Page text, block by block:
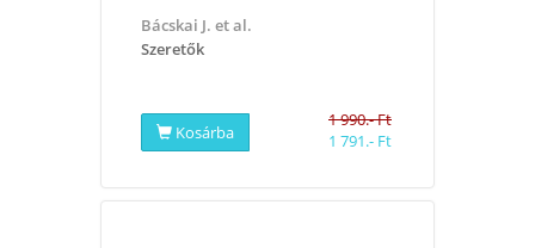
Bácskai J. et al.
Szeretők
Kosárba
1 990.- Ft
1 791.- Ft